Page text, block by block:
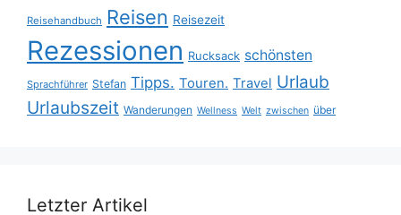
Reisehandbuch Reisen Reisezeit
Rezessionen Rucksack schönsten
Sprachführer Stefan Tipps. Touren. Travel Urlaub
Urlaubszeit Wanderungen Wellness Welt zwischen über
Letzter Artikel